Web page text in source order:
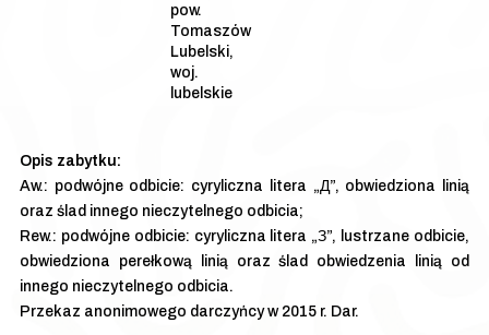
pow.
Tomaszów
Lubelski,
woj.
lubelskie
Aw.: podwójne odbicie: cyryliczna litera „Д”, obwiedziona linią
oraz ślad innego nieczytelnego odbicia;
Rew.: podwójne odbicie: cyryliczna litera „З”, lustrzane odbicie,
obwiedziona perełkową linią oraz ślad obwiedzenia linią od
innego nieczytelnego odbicia.
Przekaz anonimowego darczyńcy w 2015 r. Dar.